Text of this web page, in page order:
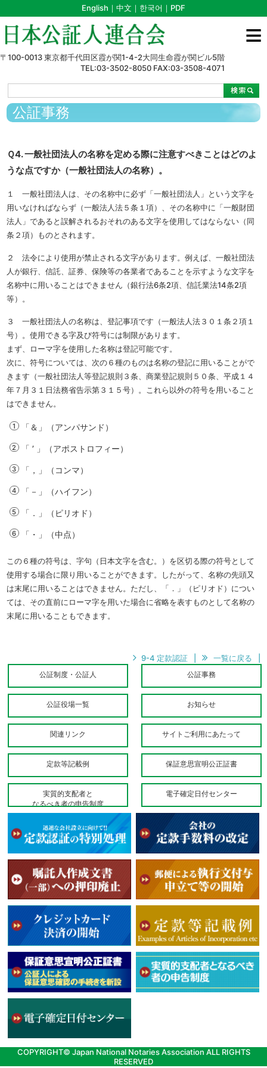
English ｜ 中文 ｜ 한국어 ｜ PDF
〒100-0013 東京都千代田区霞が関1-4-2大同生命霞が関ビル5階
TEL:03-3502-8050 FAX:03-3508-4071
≡
公証事務
Ｑ4. 一般社団法人の名称を定める際に注意すべきことはどのよ
うな点ですか（一般社団法人の名称）。
１ 一般社団法人は、その名称中に必ず「一般社団法人」という文字を
用いなければならず（一般法人法５条１項）、その名称中に「一般財団
法人」であると誤解されるおそれのある文字を使用してはならない（同
条２項）ものとされます。
２ 法令により使用が禁止される文字があります。例えば、一般社団法
人が銀行、信託、証券、保険等の各業者であることを示すような文字を
名称中に用いることはできません（銀行法6条2項、信託業法14条2項
等）。
３ 一般社団法人の名称は、登記事項です（一般法人法３０１条２項１
号）。使用できる字及び符号には制限があります。
まず、ローマ字を使用した名称は登記可能です。
次に、符号については、次の６種のものは名称の登記に用いることがで
きます（一般社団法人等登記規則３条、商業登記規則５０条、平成１４
年７月３１日法務省告示第３１５号）。これら以外の符号を用いること
はできません。
「＆」（アンパサンド）
「 ’ 」（アポストロフィー）
「，」（コンマ）
「－」（ハイフン）
「．」（ピリオド）
「・」（中点）
この６種の符号は、字句（日本文字を含む。）を区切る際の符号として
使用する場合に限り用いることができます。したがって、名称の先頭又
は末尾に用いることはできません。ただし、「．」（ピリオド）につい
ては、その直前にローマ字を用いた場合に省略を表すものとして名称の
末尾に用いることもできます。
9-4 定款認証 一覧に戻る
公証制度・公証人 公証事務
公証役場一覧 お知らせ
関連リンク サイトご利用にあたって
定款等記載例 保証意思宣明公正証書
実質的支配者と
なるべき者の申告制度
電子確定日付センター
COPYRIGHT© Japan National Notaries Association ALL RIGHTS
RESERVED